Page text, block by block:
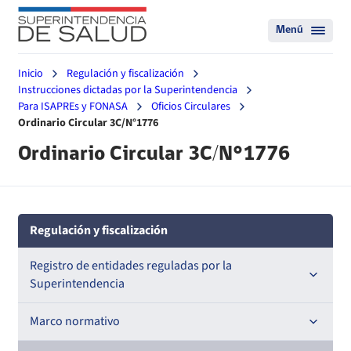
Menú
Inicio
Regulación y fiscalización
Instrucciones dictadas por la Superintendencia
Para ISAPREs y FONASA
Oficios Circulares
Ordinario Circular 3C/N°1776
Ordinario Circular 3C/N°1776
Regulación y fiscalización
Registro de entidades reguladas por la
Superintendencia
Registro de Prestadores Acreditados
Marco normativo